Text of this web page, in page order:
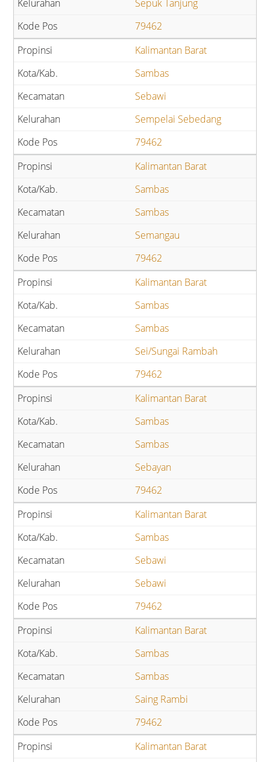
Sepuk Tanjung
79462
Kalimantan Barat
Sambas
Sebawi
Sempelai Sebedang
79462
Kalimantan Barat
Sambas
Sambas
Semangau
79462
Kalimantan Barat
Sambas
Sambas
Sei/Sungai Rambah
79462
Kalimantan Barat
Sambas
Sambas
Sebayan
79462
Kalimantan Barat
Sambas
Sebawi
Sebawi
79462
Kalimantan Barat
Sambas
Sambas
Saing Rambi
79462
Kalimantan Barat